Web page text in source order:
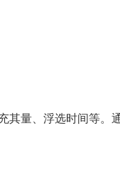
其量、浮选时间等。